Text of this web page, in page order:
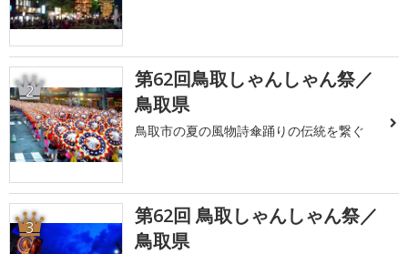
2
第62回鳥取しゃんしゃん祭／
鳥取県
鳥取市の夏の風物詩傘踊りの伝統を繋ぐ
3
第62回 鳥取しゃんしゃん祭／
鳥取県